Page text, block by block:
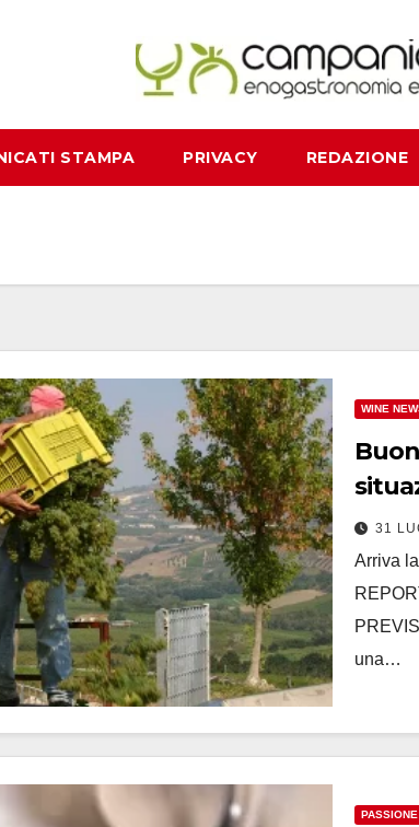
STAMPA PRIVACY REDAZIONE
WINE
31
Arriva
una…